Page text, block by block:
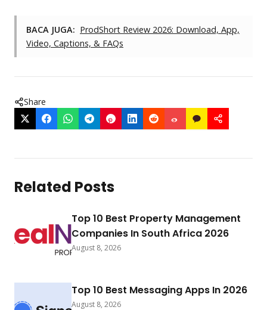
BACA JUGA: ProdShort Review 2026: Download, App,
Video, Captions, & FAQs
Share
Related Posts
Top 10 Best Property Management
Companies In South Africa 2026
August 8, 2026
Top 10 Best Messaging Apps In 2026
August 8, 2026